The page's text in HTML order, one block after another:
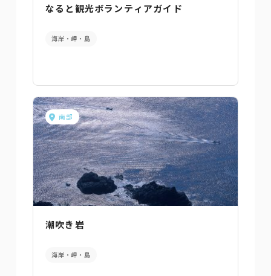
なると観光ボランティアガイド
海岸・岬・島
南部
潮吹き岩
海岸・岬・島